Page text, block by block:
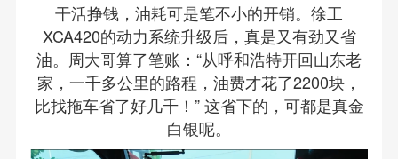
干活挣钱，油耗可是笔不小的开销。徐工
XCA420的动力系统升级后，真是又有劲又省
油。周大哥算了笔账：“从呼和浩特开回山东老
家，一千多公里的路程，油费才花了2200块，
比找拖车省了好几千！” 这省下的，可都是真金
白银呢。